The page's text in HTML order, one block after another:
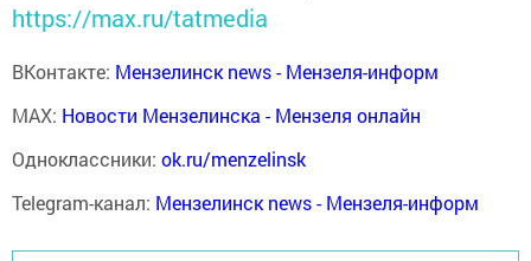
https://max.ru/tatmedia
ВКонтакте: Мензелинск news - Мензеля-информ
MAX: Новости Мензелинска - Мензеля онлайн
Одноклассники: ok.ru/menzelinsk
Telegram-канал: Мензелинск news - Мензеля-информ